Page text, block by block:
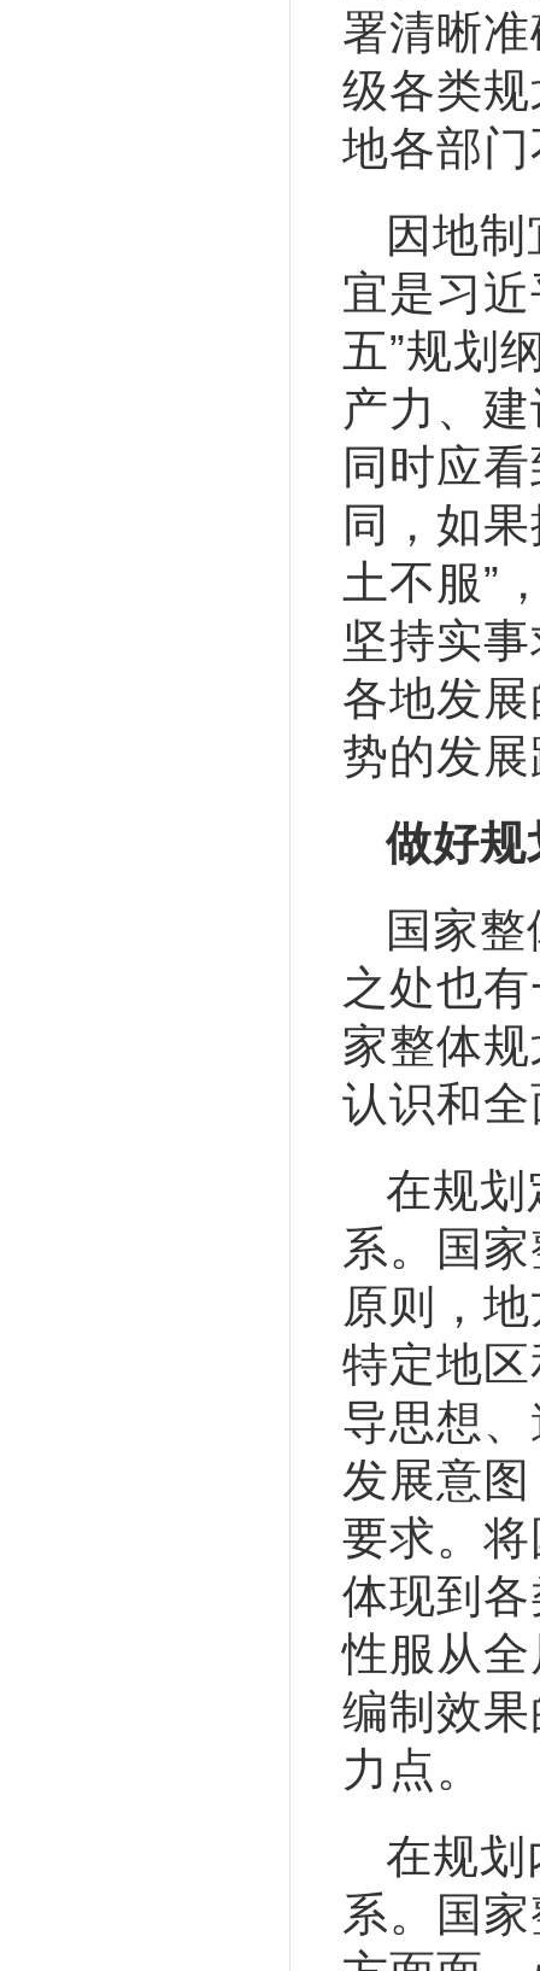
署清晰
级各类
地各部
因地
宜是习
五”规划
产力、
同时应
同，如
土不服”
坚持实
各地发
势的发
做好规
国家
之处也
家整体
认识和全
在规划
系。国
原则，
特定地
导思想
发展意
要求。
体现到
性服从
编制效
力点。
在规划
系。国